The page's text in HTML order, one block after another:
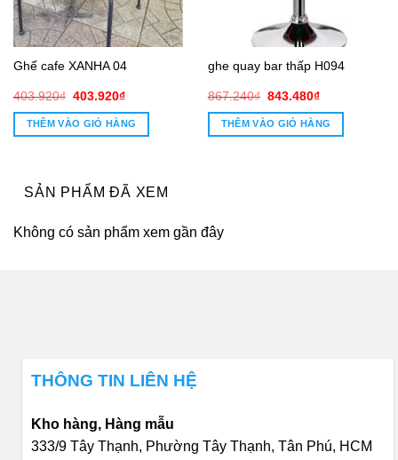
Ghế cafe XANHA 04
403.920₫ Giá
là:
403.920₫.
403.920₫Giá
tại
là:
THÊM VÀO GIỎ HÀNG
ghe quay bar thấp H094
867.240₫ Giá
là:
867.240₫.
843.480₫Giá
tại
là:
THÊM VÀO GIỎ HÀNG
SẢN PHẨM ĐÃ XEM
Không có sản phẩm xem gần đây
THÔNG TIN LIÊN HỆ
Kho hàng, Hàng mẫu
333/9 Tây Thạnh, Phường Tây Thạnh, Tân Phú, HCM